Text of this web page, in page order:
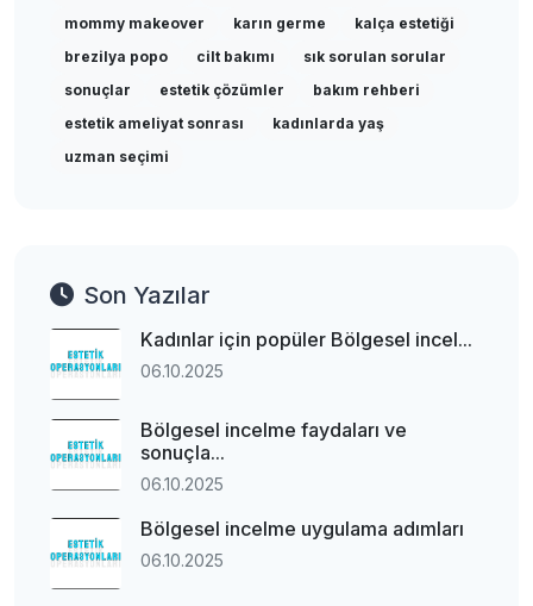
mommy makeover
karın germe
kalça estetiği
brezilya popo
cilt bakımı
sık sorulan sorular
sonuçlar
estetik çözümler
bakım rehberi
estetik ameliyat sonrası
kadınlarda yaş
uzman seçimi
Son Yazılar
Kadınlar için popüler Bölgesel incel...
06.10.2025
Bölgesel incelme faydaları ve
sonuçla...
06.10.2025
Bölgesel incelme uygulama adımları
06.10.2025